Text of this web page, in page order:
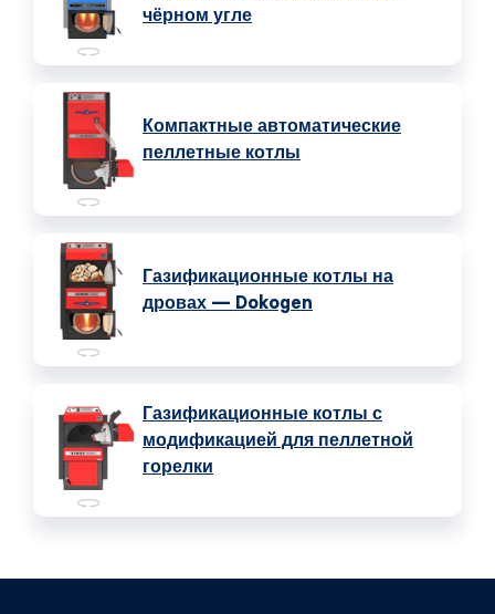
чёрном угле
Компактные автоматические
пеллетные котлы
Газификационные котлы на
дровах — Dokogen
Газификационные котлы с
модификацией для пеллетной
горелки